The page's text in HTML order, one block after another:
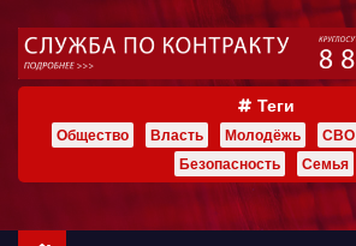
ж
Теги
Общество Власть Молодёжь СВО
Безопасность
Семья